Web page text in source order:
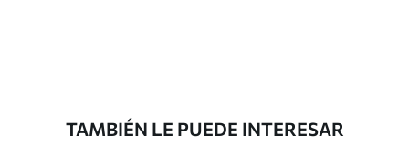
Vinilo Premium
TAMBIÉN LE PUEDE INTERESAR